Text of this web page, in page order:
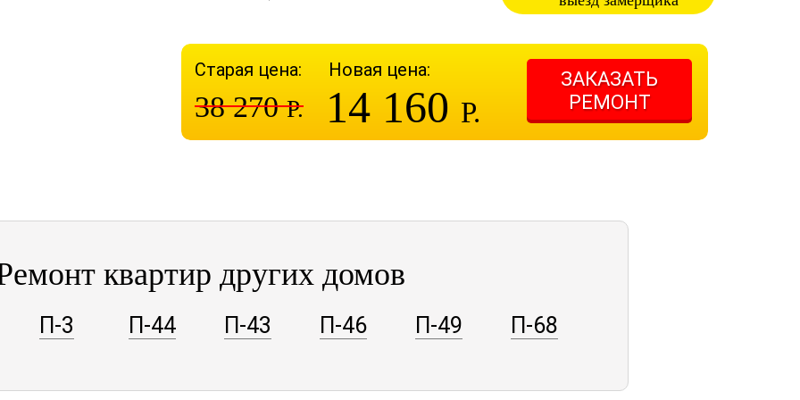
Старая цена:
38 270Р.
Новая цена:
14 160 Р.
ЗАКАЗАТЬ
РЕМОНТ
квартир других домов
П-3 П-44 П-43 П-46 П-49 П-68